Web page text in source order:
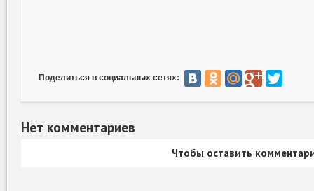
Поделиться в социальных сетях:
Нет комментариев
Чтобы оставить